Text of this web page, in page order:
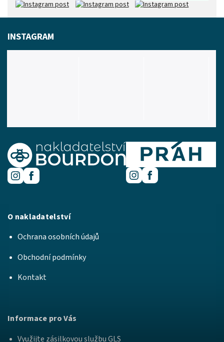
O nakladatelství
Ochrana osobních údajů
Obchodní podmínky
Kontakt
Informace pro Vás
Využijte zásilkovou službu GLS
INSTAGRAM